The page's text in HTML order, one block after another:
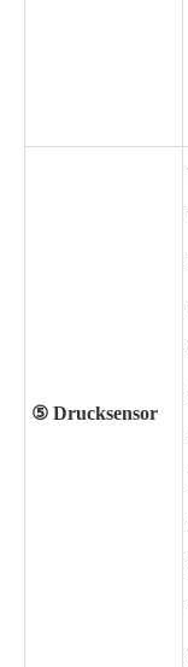
⑤ Drucksensor